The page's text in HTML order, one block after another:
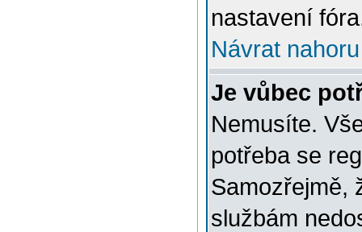
nastavení
Návrat nahoru
Je vůbec
Nemusíte.
potřeba se
Samozřejmě,
službám